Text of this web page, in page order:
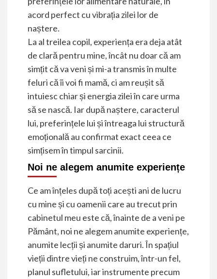
acord perfect cu vibrația zilei lor de
naștere.
La al treilea copil, experiența era deja atât
de clară pentru mine, încât nu doar că am
simțit că va veni și mi-a transmis în multe
feluri că îi voi fi mamă, ci am reușit să
intuiesc chiar și energia zilei în care urma
să se nască. Iar după naștere, caracterul
lui, preferințele lui și întreaga lui structură
emoțională au confirmat exact ceea ce
simțisem în timpul sarcinii.
Noi ne alegem anumite experiențe
Ce am înțeles după toți acești ani de lucru
cu mine și cu oamenii care au trecut prin
cabinetul meu este că, înainte de a veni pe
Pământ, noi ne alegem anumite experiențe,
anumite lecții și anumite daruri. În spațiul
vieții dintre vieți ne construim, într-un fel,
planul sufletului, iar instrumente precum